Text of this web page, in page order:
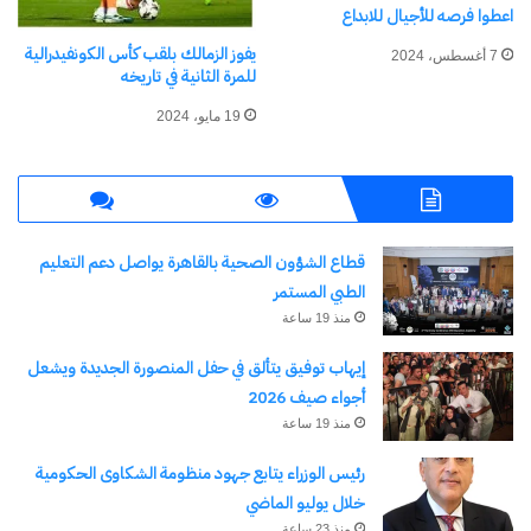
الأحد، 19 يوليو/تموز 2026
الخاسر من نصف النهائي 1 ضد الخاسر من نصف
المباراة النهائية لكأس العالم 2026
الأحد، 19 يوليو/تموز 2026
الفائز من نصف النهائي 1 ضد الفائز من نصف
النهائي 2 (الساعة 22:00).
قنوات البث المباشر الناقلة لمباريات مونديال 2026
اعطوا فرصه للأجيال للابداع
7 أغسطس، 2024
يفوز الزمالك بلقب كأس الكونفيدرالية
للمرة الثانية في تاريخه
19 مايو، 2024
قطاع الشؤون الصحية بالقاهرة يواصل دعم التعليم
الطبي المستمر
منذ 19 ساعة
إيهاب توفيق يتألق في حفل المنصورة الجديدة ويشعل
أجواء صيف 2026
منذ 19 ساعة
رئيس الوزراء يتابع جهود منظومة الشكاوى الحكومية
خلال يوليو الماضي